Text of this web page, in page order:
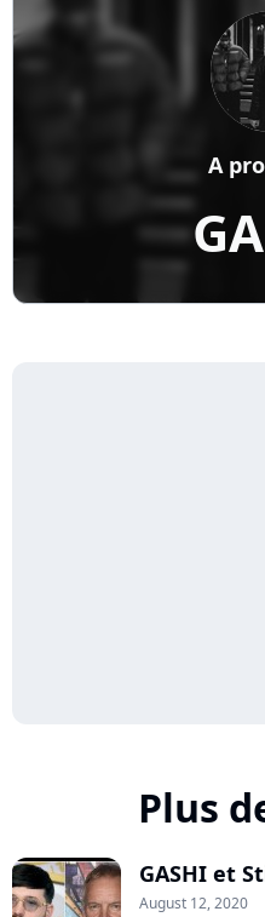
A
Plus
GASHI et
August 12, 2020